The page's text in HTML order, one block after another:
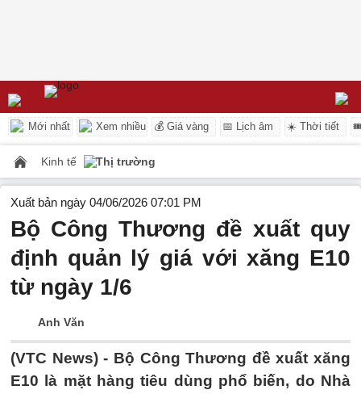
Mới nhất Xem nhiều 💰 Giá vàng 📅 Lịch âm ☀️ Thời tiết
Kinh tế Thị trường
Xuất bản ngày 04/06/2026 07:01 PM
Bộ Công Thương đề xuất quy
định quản lý giá với xăng E10
từ ngày 1/6
Anh Văn
(VTC News) - Bộ Công Thương đề xuất xăng
E10 là mặt hàng tiêu dùng phổ biến, do Nhà